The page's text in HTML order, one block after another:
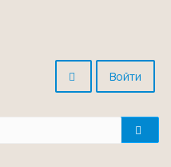
Войти